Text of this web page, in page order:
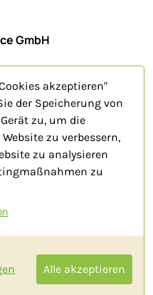
GmbH
Datenschutz
akzeptieren"
der Speicherung von
zu, um die
zu verbessern,
zu analysieren
zu
Alle akzeptieren